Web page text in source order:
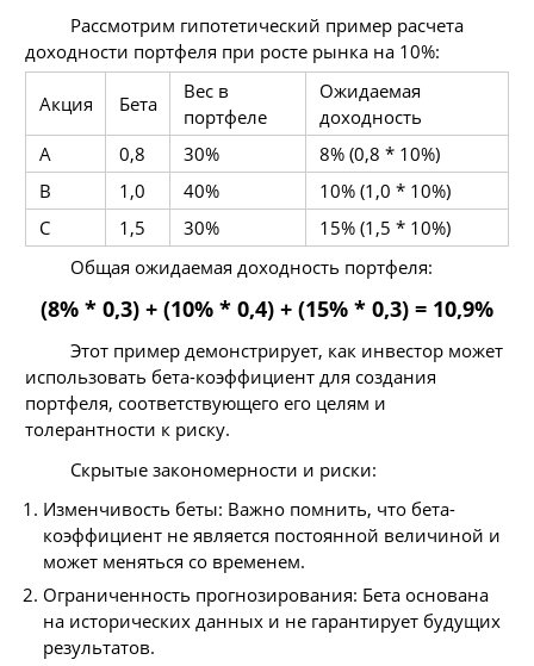
Рассмотрим гипотетический пример расчета
доходности портфеля при росте рынка на 10%:
Акция Бета
Вес в
портфеле
Ожидаемая
доходность
A
0,8 30%
8% (0,8 * 10%)
B
1,0 40%
10% (1,0 * 10%)
C
1,5 30%
15% (1,5 * 10%)
Общая ожидаемая доходность портфеля:
(8% * 0,3) + (10% * 0,4) + (15% * 0,3) = 10,9%
Этот пример демонстрирует, как инвестор может
использовать бета-коэффициент для создания
портфеля, соответствующего его целям и
толерантности к риску.
Скрытые закономерности и риски:
Изменчивость беты: Важно помнить, что бета-
коэффициент не является постоянной величиной и
может меняться со временем.
Ограниченность прогнозирования: Бета основана
на исторических данных и не гарантирует будущих
результатов.